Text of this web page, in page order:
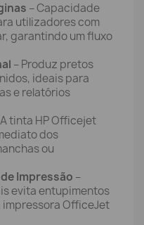
– Capacidade
utilizadores com
garantindo um fluxo
– Produz pretos
ideais para
e relatórios
tinta HP Officejet
dos
ou
Impressão –
evita entupimentos
impressora OfficeJet